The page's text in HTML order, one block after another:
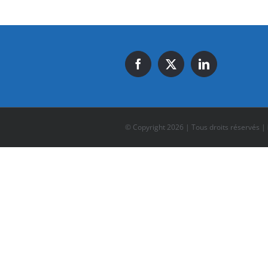
© Copyright 2026 | Tous droits réservés |